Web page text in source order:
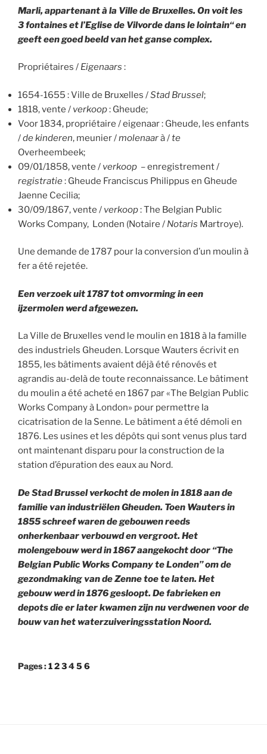
Marli, appartenant à la Ville de Bruxelles. On voit les
3 fontaines et l’Eglise de Vilvorde dans le lointain“ en
geeft een goed beeld van het ganse complex.
Propriétaires / Eigenaars :
1654-1655 : Ville de Bruxelles /Stad Brussel;
1818, vente / verkoop: Gheude;
Voor 1834, propriétaire / eigenaar : Gheude, les enfants
/de kinderen, meunier /molenaarà /te
Overheembeek;
09/01/1858, vente / verkoop – enregistrement /
registratie: Gheude Franciscus Philippus en Gheude
Jaenne Cecilia;
30/09/1867, vente / verkoop: The Belgian Public
Works Company, Londen (Notaire / Notaris Martroye).
Une demande de 1787 pour la conversion d’un moulin à
fer a été rejetée.
Een verzoek uit 1787 tot omvorming in een
ijzermolen werd afgewezen.
La Ville de Bruxelles vend le moulin en 1818 à la famille
des industriels Gheuden. Lorsque Wauters écrivit en
1855, les bâtiments avaient déjà été rénovés et
agrandis au-delà de toute reconnaissance. Le bâtiment
du moulin a été acheté en 1867 par «The Belgian Public
Works Company à London» pour permettre la
cicatrisation de la Senne. Le bâtiment a été démoli en
1876. Les usines et les dépôts qui sont venus plus tard
ont maintenant disparu pour la construction de la
station d’épuration des eaux au Nord.
De Stad Brussel verkocht de molen in 1818 aan de
familie van industriëlen Gheuden. Toen Wauters in
1855 schreef waren de gebouwen reeds
onherkenbaar verbouwd en vergroot. Het
molengebouw werd in 1867 aangekocht door “The
Belgian Public Works Company te Londen” om de
gezondmaking van de Zenne toe te laten. Het
gebouw werd in 1876 gesloopt. De fabrieken en
depots die er later kwamen zijn nu verdwenen voor de
bouw van het waterzuiveringsstation Noord.
Pages :12345 6